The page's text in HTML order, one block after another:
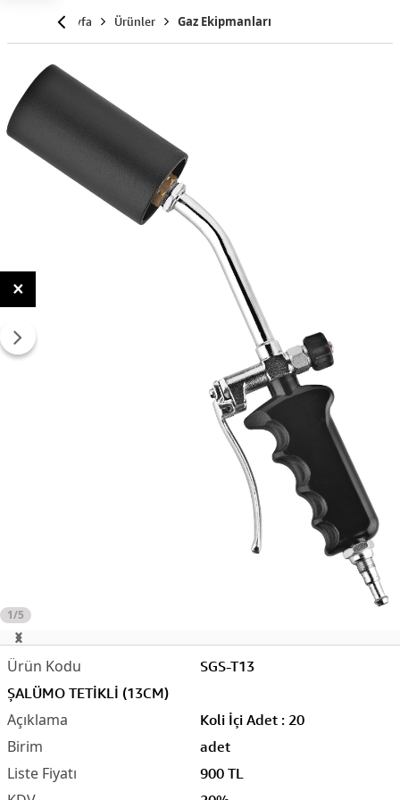
Anasayfa Ürünler Gaz Ekipmanları
1/5
SGS-T13
ŞALÜMO TETİKLİ (13CM)
Koli İçi Adet : 20
adet
900 TL
×